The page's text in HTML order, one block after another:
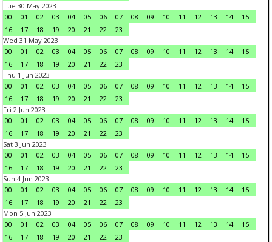
Tue 30 May 2023
00
01 02 03 04 05 06 07 08 09 10 11 12 13 14
15
16
17 18 19 20 21 22
23
Wed 31 May 2023
00
01 02 03 04 05 06 07 08 09 10 11 12 13 14
15
16
17 18 19 20 21 22
23
Thu 1 Jun 2023
00
01 02 03 04 05 06 07 08 09 10 11 12 13 14
15
16
17 18 19 20 21 22
23
Fri 2 Jun 2023
00
01 02 03 04 05 06 07 08 09 10 11 12 13 14
15
16
17 18 19 20 21 22
23
Sat 3 Jun 2023
00
01 02 03 04 05 06 07 08 09 10 11 12 13 14
15
16
17 18 19 20 21 22
23
Sun 4 Jun 2023
00
01 02 03 04 05 06 07 08 09 10 11 12 13 14
15
16
17 18 19 20 21 22
23
Mon 5 Jun 2023
00
01 02 03 04 05 06 07 08 09 10 11 12 13 14
15
16
17 18 19 20 21 22
23